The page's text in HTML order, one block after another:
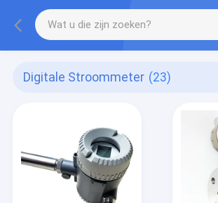
Digitale Stroommeter (23)